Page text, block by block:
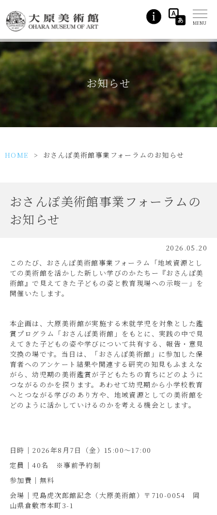
お知らせ
HOME > おさんぽ美術館事業フォーラムのお知らせ
おさんぽ美術館事業フォーラムの
お知らせ
2026.05.20
このたび、おさんぽ美術館事業フォーラム「地域資源とし
ての美術館を活かした新しい学びのかたちー『おさんぽ美
術館』で見えてきた子どもの姿と教育現場への示唆―」を
開催いたします。
本企画は、大原美術館が実施する未就学児を対象とした鑑
賞プログラム「おさんぽ美術館」をもとに、実践の中で見
えてきた子どもの姿や学びについて共有する、報告・意見
交換の場です。当日は、「おさんぽ美術館」に参加した保
育者へのアンケート結果や関連する研究の知見もふまえな
がら、幼児期の美術鑑賞が子どもたちの育ちにどのように
つながるのかを探ります。あわせて幼児期から小学校教育
へとつながる学びのあり方や、地域資源としての美術館を
どのように活かしていけるのかを考える機会とします。
日時｜2026年8月7日（金）15:00～17:00
定員｜40名 ※事前予約制
参加費｜無料
会場｜児島虎次郎館記念（大原美術館）〒710-0054 岡
山県倉敷市本町3-1